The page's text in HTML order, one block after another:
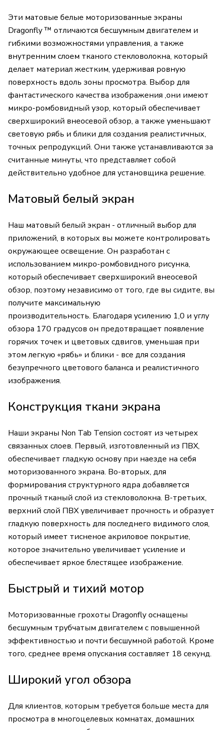
Эти матовые белые моторизованные экраны
Dragonfly ™ отличаются бесшумным двигателем и
гибкими возможностями управления, а также
внутренним слоем тканого стекловолокна, который
делает материал жестким, удерживая ровную
поверхность вдоль зоны просмотра. Выбор для
фантастического качества изображения ‚они имеют
микро-ромбовидный узор, который обеспечивает
сверхширокий внеосевой обзор, а также уменьшают
световую рябь и блики для создания реалистичных‚
точных репродукций. Они также устанавливаются за
считанные минуты, что представляет собой
действительно удобное для установщика решение.
Матовый белый экран
Наш матовый белый экран - отличный выбор для
приложений, в которых вы можете контролировать
окружающее освещение. Он разработан с
использованием микро-ромбовидного рисунка,
который обеспечивает сверхширокий внеосевой
обзор, поэтому независимо от того, где вы сидите, вы
получите максимальную
производительность. Благодаря усилению 1,0 и углу
обзора 170 градусов он предотвращает появление
горячих точек и цветовых сдвигов, уменьшая при
этом легкую «рябь» и блики - все для создания
безупречного цветового баланса и реалистичного
изображения.
Конструкция ткани экрана
Наши экраны Non Tab Tension состоят из четырех
связанных слоев. Первый, изготовленный из ПВХ,
обеспечивает гладкую основу при наезде на себя
моторизованного экрана. Во-вторых, для
формирования структурного ядра добавляется
прочный тканый слой из стекловолокна. В-третьих,
верхний слой ПВХ увеличивает прочность и образует
гладкую поверхность для последнего видимого слоя,
который имеет тисненое акриловое покрытие,
которое значительно увеличивает усиление и
обеспечивает яркое блестящее изображение.
Быстрый и тихий мотор
Моторизованные грохоты Dragonfly оснащены
бесшумным трубчатым двигателем с повышенной
эффективностью и почти бесшумной работой. Кроме
того, среднее время опускания составляет 18 секунд.
Широкий угол обзора
Для клиентов, которым требуется больше места для
просмотра в многоцелевых комнатах, домашних